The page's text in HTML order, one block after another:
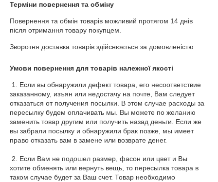
Терміни повернення та обміну
Повернення та обмін товарів можливий протягом 14 днів
після отримання товару покупцем.
Зворотня доставка товарів здійснюється за домовленістю
Умови повернення для товарів належної якості
заказанному, изъян или недостачу на почте, Вам следует
отказаться от получения посылки. В этом случае расходы за
пересылку будем оплачивать мы. Вы можете по желанию
заменить товар другим или получить назад деньги. Если же
вы забрали посылку и обнаружили брак позже, мы имеет
право отказать вам в замене или возврате денег.
хотите обменять или вернуть вещь, то пересылка товара в
таком случае будет за Ваш счет. Товар необходимо